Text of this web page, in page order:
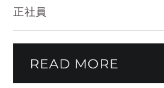
正社員